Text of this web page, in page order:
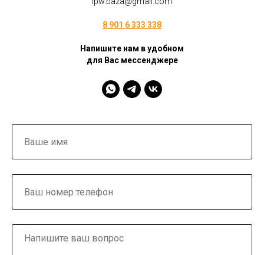
8 901 6 333 338
Напишите нам в удобном
для Вас мессенджере